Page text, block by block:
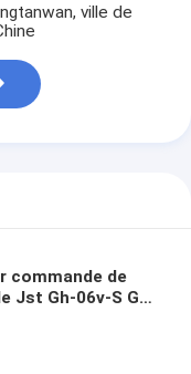
ville de
commande de
Jst Gh-06v-S Gh